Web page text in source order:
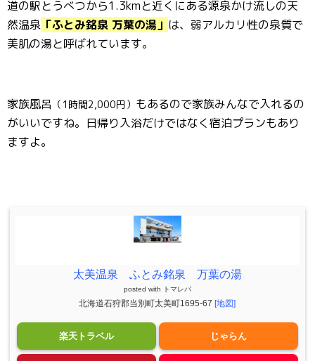
道の駅とうべつから1.3kmと近くにある源泉かけ流しの天
然温泉 「ふとみ銘泉 万葉の湯」 は、弱アルカリ性の泉質で
美肌の湯と呼ばれています。
家族風呂 （1時間2,000円） もあるので家族みんなで入れるの
がいいですね。日帰り入浴だけではなく宿泊プランもあり
ますよ。
太美温泉 ふとみ銘泉 万葉の湯
posted with トマレバ
北海道石狩郡当別町太美町1695-67 [地図]
楽天トラベル じゃらん